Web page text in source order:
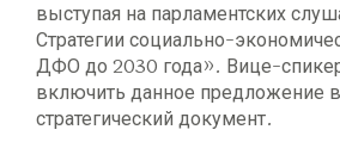
выступая на парламентских
Стратегии социально-
ДФО до 2030 года». Вице-
включить данное предложение
стратегический документ.